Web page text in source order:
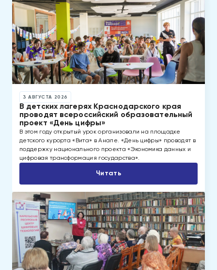
3 АВГУСТА 2026
В детских лагерях Краснодарского края
проводят всероссийский образовательный
проект «День цифры»
В этом году открытый урок организовали на площадке
детского курорта «Вита» в Анапе. «День цифры» проводят в
поддержку национального проекта «Экономика данных и
цифровая трансформация государства».
Читать